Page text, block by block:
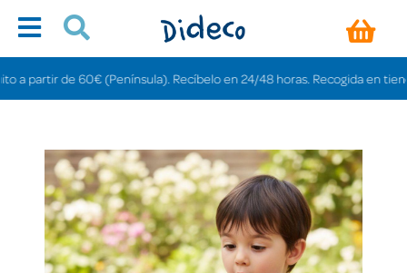
de 60€ (Península). Recíbelo en 24/48 horas. Recogida en tiendas